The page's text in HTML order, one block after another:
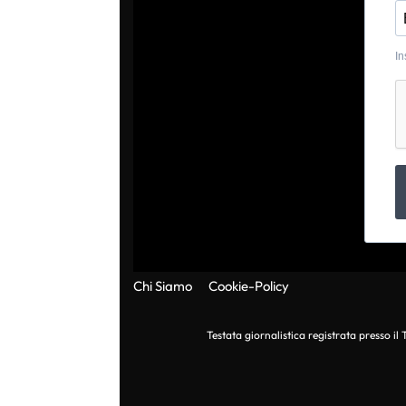
Chi Siamo Cookie-Policy
Testata giornalistica registrata presso il